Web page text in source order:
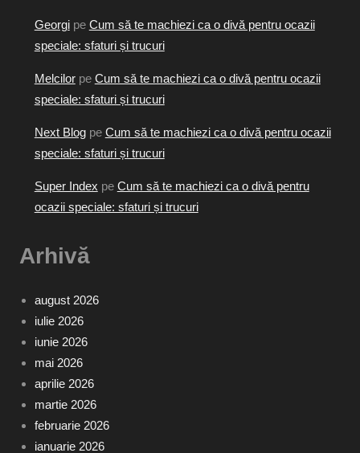
Georgipe Cum să te machiezi ca o divă pentru ocazii
speciale: sfaturi și trucuri
Melcilorpe Cum să te machiezi ca o divă pentru ocazii
speciale: sfaturi și trucuri
Next Blogpe Cum să te machiezi ca o divă pentru ocazii
speciale: sfaturi și trucuri
Super Index pe Cum să te machiezi ca o divă pentru
ocazii speciale: sfaturi și trucuri
Arhivă
august 2026
iulie 2026
iunie 2026
mai 2026
aprilie 2026
martie 2026
februarie 2026
ianuarie 2026